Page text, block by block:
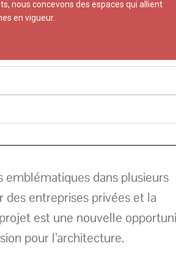
nous concevons des espaces qui allient
en vigueur.
emblématiques dans plusieurs
des entreprises privées et la
est une nouvelle
pour l’architecture.